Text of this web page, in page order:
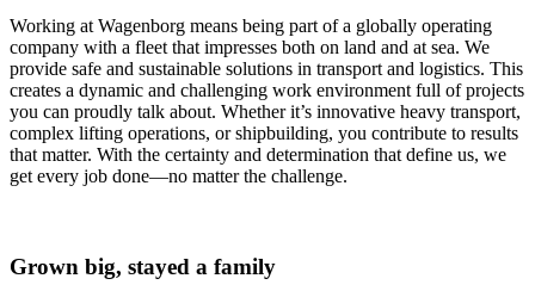
Working at Wagenborg means being part of a globally operating
company with a fleet that impresses both on land and at sea. We
provide safe and sustainable solutions in transport and logistics. This
creates a dynamic and challenging work environment full of projects
you can proudly talk about. Whether it’s innovative heavy transport,
complex lifting operations, or shipbuilding, you contribute to results
that matter. With the certainty and determination that define us, we
get every job done—no matter the challenge.
Grown big, stayed a family